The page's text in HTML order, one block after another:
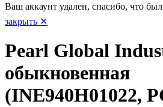
Ваш аккаунт удален, спасибо, что
закрыть ✕
Pearl Global
обыкновенная
(INE940H01022,